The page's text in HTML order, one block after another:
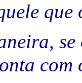
com